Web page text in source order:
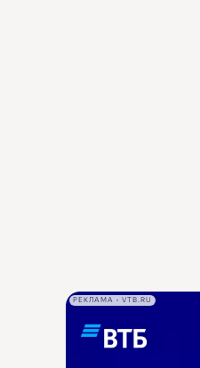
РЕКЛАМА • VTB.RU